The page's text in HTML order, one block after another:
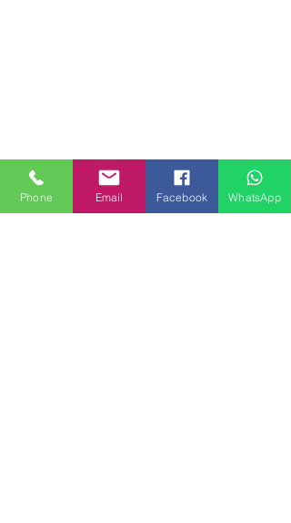
MILANHOUSES
Phone Email Facebook WhatsApp